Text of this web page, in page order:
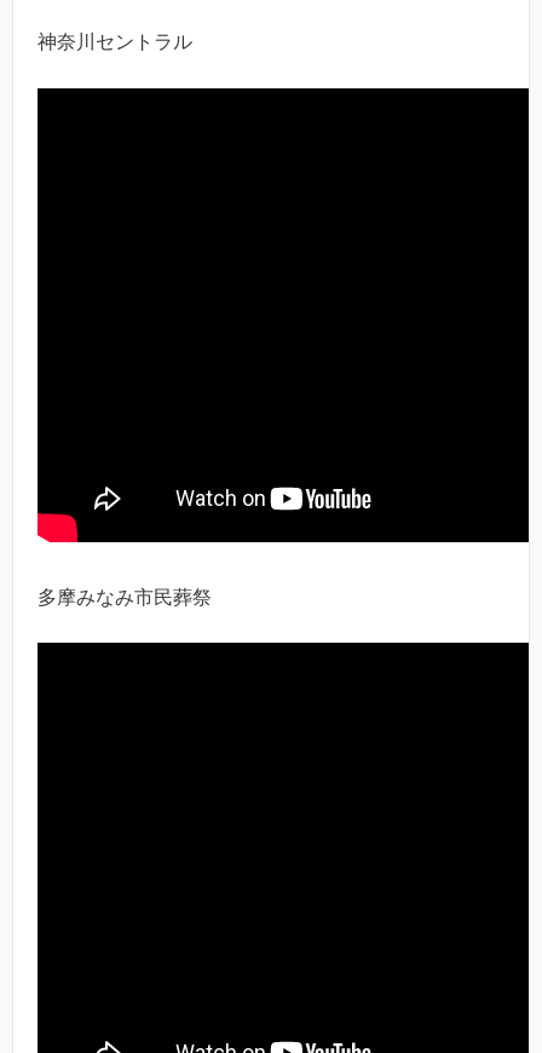
神奈川セントラル
多摩みなみ市民葬祭